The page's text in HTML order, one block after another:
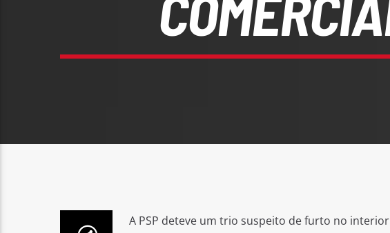
A PSP deteve um trio suspeito de furto no